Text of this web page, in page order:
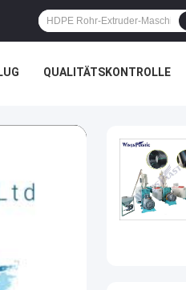
QUALITÄTSKONTROLLE